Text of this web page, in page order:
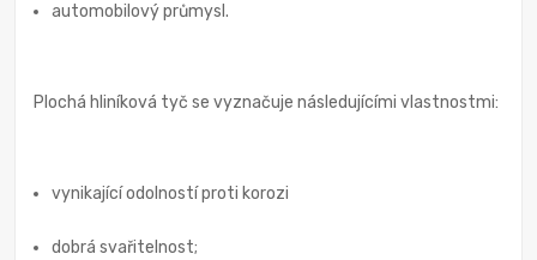
automobilový průmysl.
Plochá hliníková tyč se vyznačuje následujícími vlastnostmi:
vynikající odolností proti korozi
dobrá svařitelnost;